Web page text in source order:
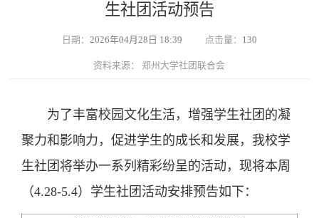
生社团活动预告
日期： 2026年04月28日 18:39 点击量： 130
资料来源： 郑州大学社团联合会
为了丰富校园文化生活，增强学生社团的凝
聚力和影响力，促进学生的成长和发展，我校学
生社团将举办一系列精彩纷呈的活动，现将本周
（4.28-5.4）学生社团活动安排预告如下：